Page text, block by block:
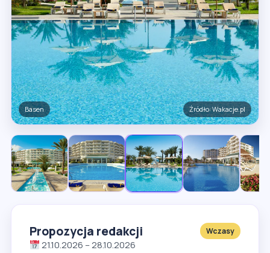
Obiekt Źródło: Wakacje.pl
Propozycja redakcji Wczasy
21.10.2026 – 28.10.2026